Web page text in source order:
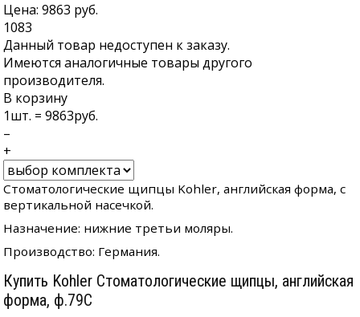
Цена:9863 руб.
1083
Данный товар недоступен к заказу.
Имеются аналогичные товары другого
производителя.
В корзину
1шт. =9863руб.
–
+
Стоматологические щипцы Kohler, английская форма, с
вертикальной насечкой.
Назначение: нижние третьи моляры.
Производство: Германия.
Купить Kohler Стоматологические щипцы, английская
форма, ф.79С